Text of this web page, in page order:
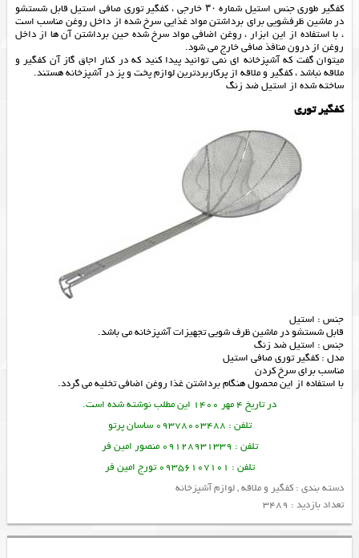
کفگیر طوری جنس استیل شماره ۳۰ خارجی ، کفگیر توری صافی استیل قابل شستشو
در ماشین ظرفشویی برای برداشتن مواد غذایی سرخ شده از داخل روغن مناسب است
، با استفاده از این ابزار ، روغن اضافی مواد سرخ شده حین برداشتن آن ها از داخل
روغن از درون منافذ صافی خارج می شود.
میتوان گفت که آشپزخانه ای نمی توانید پیدا کنید که در کنار اجاق گاز آن کفگیر و
ملاقه نباشد ، کفگیر و ملاقه از پرکاربردترین لوازم پخت و پز در آشپزخانه هستند.
ساخته شده از استیل ضد زنگ
کفگیر توری
جنس : استیل
قابل شستشو در ماشین ظرف شوییتجهیزات آشپزخانهمی باشد.
جنس : استیل ضد زنگ
مدل : کفگیر توری صافی استیل
مناسب برای سرخ کردن
با استفاده از این محصول هنگام برداشتن غذا روغن اضافی تخلیه می گردد.
در تاریخ 4 مهر 1400 این مطلب نوشته شده است.
تلفن : 09378003488 ساسان پرتو
تلفن : 09128931339 منصور امین فر
تلفن : 09356107101 تورج امین فر
دسته بندی : کفگیر و ملاقه,لوازم آشپزخانه
تعداد بازدید : 3489